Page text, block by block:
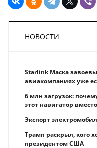
НОВОСТИ
Starlink Маска
авиакомпаниях уже
6 млн загрузок:
этот навигатор
Экспорт
Трамп раскрыл, кого
президентом США